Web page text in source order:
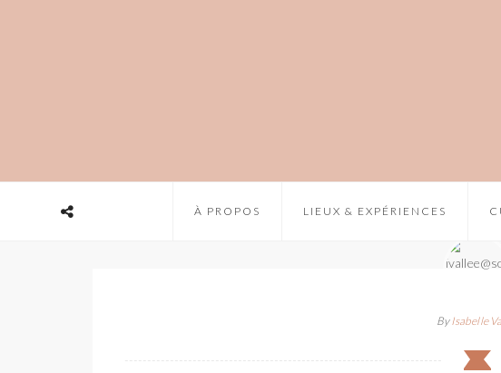
À PROPOS LIEUX & EXPÉRIENCES
ByIsabelle